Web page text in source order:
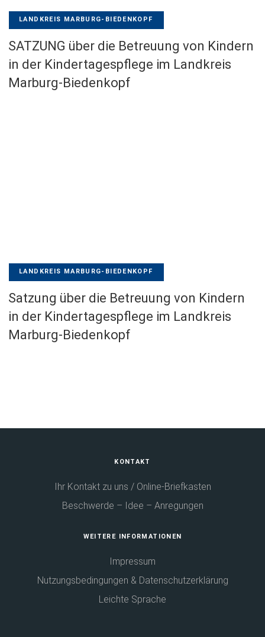
LANDKREIS MARBURG-BIEDENKOPF
SATZUNG über die Betreuung von Kindern
in der Kindertagespflege im Landkreis
Marburg-Biedenkopf
LANDKREIS MARBURG-BIEDENKOPF
Satzung über die Betreuung von Kindern
in der Kindertagespflege im Landkreis
Marburg-Biedenkopf
KONTAKT
Ihr Kontakt zu uns / Online-Briefkasten
Beschwerde – Idee – Anregungen
WEITERE INFORMATIONEN
Impressum
Nutzungsbedingungen & Datenschutzerklärung
Leichte Sprache